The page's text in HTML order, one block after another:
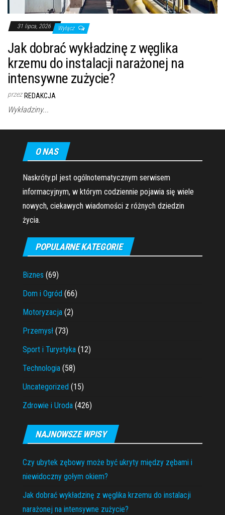
31 lipca, 2026 Wyłącz
Jak dobrać wykładzinę z węglika
krzemu do instalacji narażonej na
intensywne zużycie?
przez REDAKCJA
Wykładziny...
O NAS
Naskróty.pl jest ogólnotematycznym serwisem
informacyjnym, w którym codziennie pojawia się wiele
nowych, ciekawych wiadomości z różnych dziedzin
życia.
POPULARNE KATEGORIE
Biznes (69)
Dom i Ogród (66)
Motoryzacja (2)
Przemysł (73)
Sport i Turystyka (12)
Technologia (58)
Uncategorized (15)
Zdrowie i Uroda (426)
NAJNOWSZE WPISY
Czy ubytek zębowy może być ukryty między zębami i
niewidoczny gołym okiem?
Jak dobrać wykładzinę z węglika krzemu do instalacji
narażonej na intensywne zużycie?